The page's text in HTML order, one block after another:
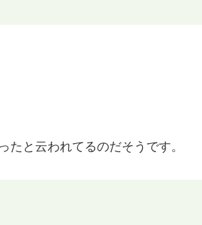
たと云われてるのだそうです。